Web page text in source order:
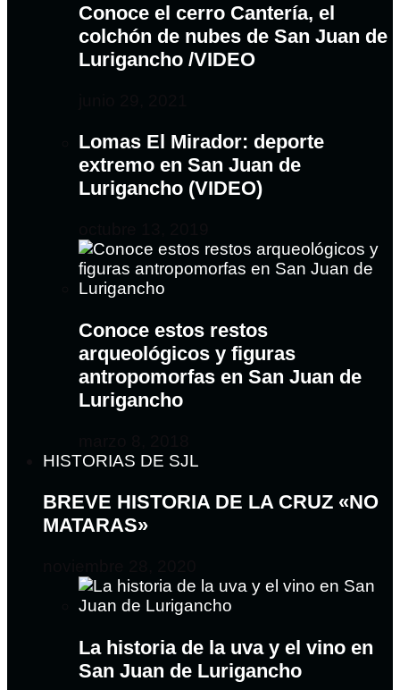
Conoce el cerro Cantería, el
colchón de nubes de San Juan de
Lurigancho /VIDEO
Lomas El Mirador: deporte
extremo en San Juan de
Lurigancho (VIDEO)
Conoce estos restos
arqueológicos y figuras
antropomorfas en San Juan de
Lurigancho
HISTORIAS DE SJL
BREVE HISTORIA DE LA CRUZ «NO
MATARAS»
La historia de la uva y el vino en
San Juan de Lurigancho